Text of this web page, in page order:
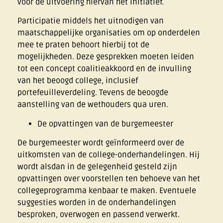
Participatie middels het uitnodigen van
maatschappelijke organisaties om op onderdelen
mee te praten behoort hierbij tot de
mogelijkheden. Deze gesprekken moeten leiden
tot een concept coalitieakkoord en de invulling
van het beoogd college, inclusief
portefeuilleverdeling. Tevens de beoogde
aanstelling van de wethouders qua uren.
De opvattingen van de burgemeester
De burgemeester wordt geïnformeerd over de
uitkomsten van de college-onderhandelingen. Hij
wordt alsdan in de gelegenheid gesteld zijn
opvattingen over voorstellen ten behoeve van het
collegeprogramma kenbaar te maken. Eventuele
suggesties worden in de onderhandelingen
besproken, overwogen en passend verwerkt.